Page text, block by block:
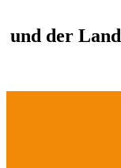
und der